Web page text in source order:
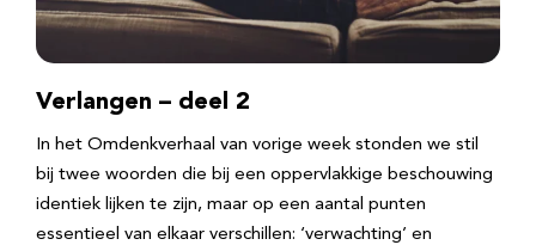
Verlangen – deel 2
In het Omdenkverhaal van vorige week stonden we stil
bij twee woorden die bij een oppervlakkige beschouwing
identiek lijken te zijn, maar op een aantal punten
essentieel van elkaar verschillen: ‘verwachting’ en